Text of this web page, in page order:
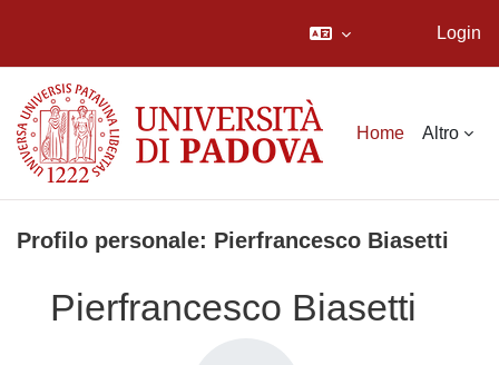
Login
Home Altro
Profilo personale: Pierfrancesco Biasetti
Pierfrancesco Biasetti